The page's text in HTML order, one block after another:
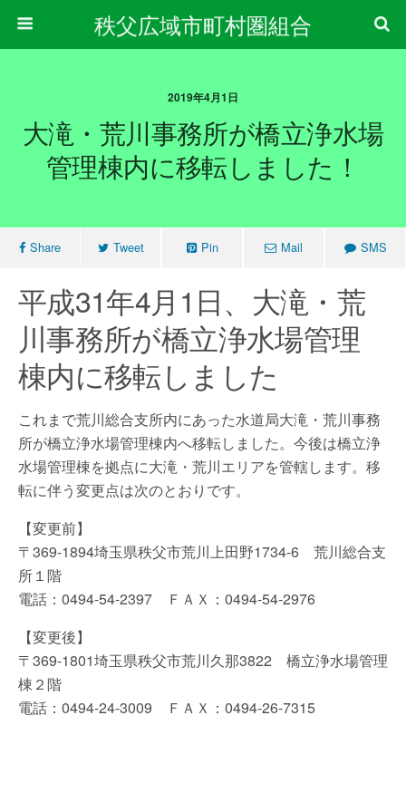
秩父広域市町村圏組合
2019年4月1日
大滝・荒川事務所が橋立浄水場
管理棟内に移転しました！
Share Tweet Pin Mail SMS
平成31年4月1日、大滝・荒
川事務所が橋立浄水場管理
棟内に移転しました
これまで荒川総合支所内にあった水道局大滝・荒川事務
所が橋立浄水場管理棟内へ移転しました。今後は橋立浄
水場管理棟を拠点に大滝・荒川エリアを管轄します。移
転に伴う変更点は次のとおりです。
【変更前】
〒369-1894埼玉県秩父市荒川上田野1734-6 荒川総合支
所１階
電話：0494-54-2397 ＦＡＸ：0494-54-2976
【変更後】
〒369-1801埼玉県秩父市荒川久那3822 橋立浄水場管理
棟２階
電話：0494-24-3009 ＦＡＸ：0494-26-7315